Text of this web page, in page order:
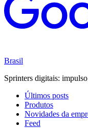
Brasil
Sprinters digitais:
Últimos posts
Produtos
Novidades da
Feed